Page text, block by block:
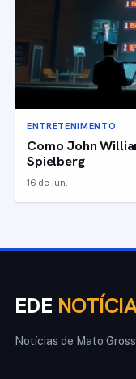
ENTRETENIMENTO
Como John
Spielberg
16 de jun.
EDE
Notícias de Mato